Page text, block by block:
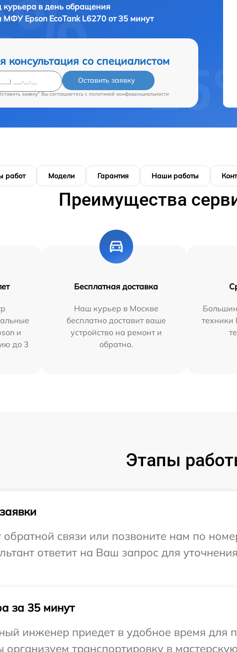
курьера в день обращения
МФУEpson EcoTank L6270 от 35 минут
консультация со специалистом
Оставить заявку
заявку" Вы соглашаетесь c политикой конфиденциальности
работ Модели Гарантия Наши работы
Преимущества
и
до 3
Бесплатная доставка
Наш курьер в Москве
бесплатно доставит ваше
устройство на ремонт и
обратно.
техники
Этапы
связи или позвоните нам по
ответит на Ваш запрос для
за 35 минут
инженер приедет в удобное время для
организуем транспортировку в